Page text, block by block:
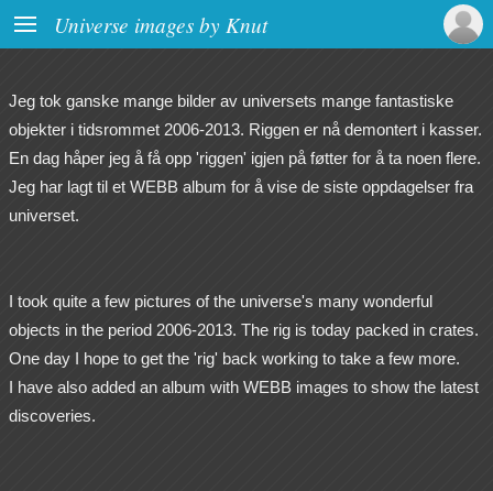
 Universe images by Knut
Jeg tok ganske mange bilder av universets mange fantastiske
objekter i tidsrommet 2006-2013. Riggen er nå demontert i kasser.
En dag håper jeg å få opp 'riggen' igjen på føtter for å ta noen flere.
Jeg har lagt til et WEBB album for å vise de siste oppdagelser fra
universet.
I took quite a few pictures of the universe's many wonderful
objects in the period 2006-2013. The rig is today packed in crates.
One day I hope to get the 'rig' back working to take a few more.
I have also added an album with WEBB images to show the latest
discoveries.